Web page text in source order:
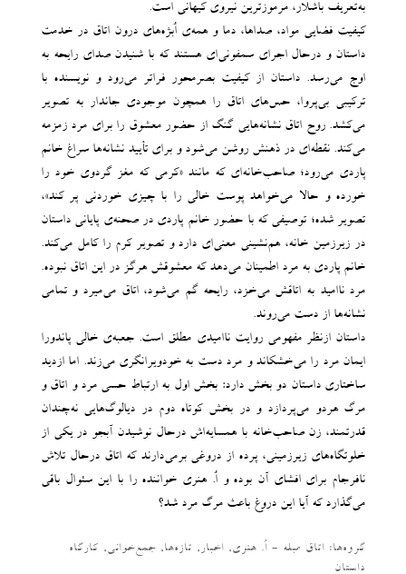
به‌تعریف باشلار، مرموزترین نیروی کیهانی است.
کیفیت فضایی مواد، صداها، دما و همه‌‌ی اُبژه‌‌های درون اتاق در خدمت
داستان و درحال اجرای سمفونی‌‌ای هستند که با شنیدن صدای رایحه به
اوج می‌‌رسد. داستان از کیفیت بصر‌‌محور فراتر می‌‌رود و نویسنده با
ترکیبی بی‌پروا، حس‌های اتاق را همچون موجودی جاندار به تصویر
می‌کشد. روح اتاق نشانه‌هایی گنگ از حضور معشوق را برای مرد زمزمه
می‌کند. نقطه‌ای در ذهنش روشن می‌شود و برای تأیید نشانه‌ها سراغ خانم
پاردی می‌رود؛ صاحب‌خانه‌ای که مانند «کرمی که مغز گردوی خود را
خورده و حالا می‌خواهد پوست ‌‌خالی را با چیزی خوردنی پر کند»،
تصویر شده؛ توصیفی که با حضور خانم پاردی در صحنه‌‌ی پایانی داستان
در زیرزمین خانه، هم‌‌نشینی معنی‌ای دارد و تصویر کرم را کامل می‌‌کند.
خانم پاردی به مرد اطمینان می‌‌دهد که معشوقش هرگز در این اتاق نبوده.
مرد نا‌‌امید به اتاقش می‌‌خزد، رایحه گم می‌‌شود، اتاق می‌‌میرد و تمامی
نشانه‌‌ها از دست می‌‌روند.
داستان ازنظر مفهومی روایت نا‌‌امیدی مطلق است. جعبه‌‌ی خالی پاندورا
ایمان مرد را می‌‌خشکاند و مرد دست به خودویرانگری می‌‌زند. اما ازدید
ساختاری داستان دو بخش دارد: بخش اول به ارتباط حسی مرد و اتاق و
مرگ هردو می‌‌پردازد و در بخش کوتاه دوم در دیالوگ‌‌هایی نه‌‌چندان
قدرتمند، زن صاحب‌خانه با همسایه‌‌اش درحال نوشیدن آبجو در یکی از
خلوتگاه‌‌های زیرزمینی، پرده از دروغی برمی‌‌دارند که اتاق درحال تلاش
نافرجام برای افشای آن بوده و اُ. هنری خواننده را با این سئوال باقی
می‌‌گذارد که آیا این دروغ باعث مرگ مرد شد؟
گروه‌ها: اتاق مبله - اُ. هنری, اخبار, تازه‌ها, جمع‌خوانی, کارگاه
داستان